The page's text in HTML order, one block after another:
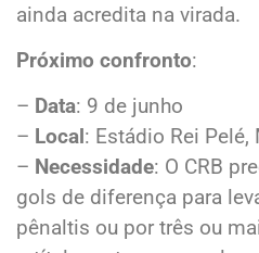
ainda acredita na virada.
Próximo confronto:
– Data: 9 de junho
– Local: Estádio Rei Pelé,
– Necessidade: O CRB
gols de diferença para
pênaltis ou por três ou